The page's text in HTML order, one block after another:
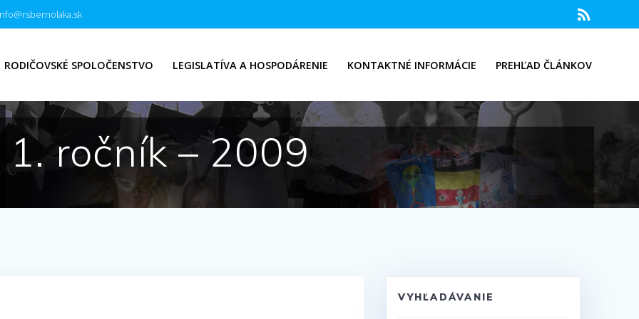
RODIČOVSKÉ SPOLOČENSTVO LEGISLATÍVA A HOSPODÁRENIE KONTAKTNÉ INFORMÁCIE PREHĽAD ČLÁNKOV
1. ročník – 2009
VYHĽADÁVANIE